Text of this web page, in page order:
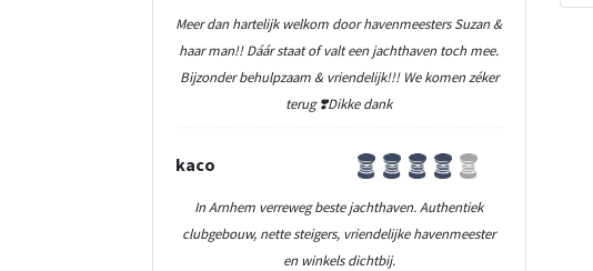
Meer dan hartelijk welkom door havenmeesters Suzan &
haar man!! Dáár staat of valt een jachthaven toch mee.
Bijzonder behulpzaam & vriendelijk!!! We komen zéker
terug ❣️Dikke dank
kaco
In Arnhem verreweg beste jachthaven. Authentiek
clubgebouw, nette steigers, vriendelijke havenmeester
en winkels dichtbij.